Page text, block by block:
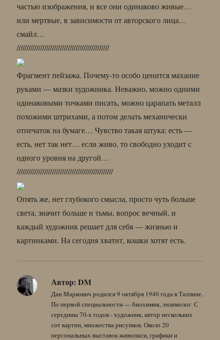
частью изображения, и все они одинаково живые…
или мертвые, в зависимости от авторского лица…
смайл…
///////////////////////////////////////////////
Фрагмент пейзажа. Почему-то особо ценится махание
руками — мазки художника. Неважно, можно одними
одинаковыми точками писать, можно царапать металл
похожими штрихами, а потом делать механически
отпечаток на бумаге… Чувство такая штука: есть —
есть, нет так нет… если живо, то свободно уходит с
одного уровня на другой…
/////////////////////////////////////////////////
Опять же, нет глубокого смысла, просто чуть больше
света, значит больше и тьмы, вопрос вечный, и
каждый художник решает для себя — жизнью и
картинками. На сегодня хватит, кошки хотят есть.
Автор: DM
Дан Маркович родился 9 октября 1940 года в Таллине.
По первой специальности — биохимик, энзимолог. С
середины 70-х годов - художник, автор нескольких
сот картин, множества рисунков. Около 20
персональных выставок живописи, графики и